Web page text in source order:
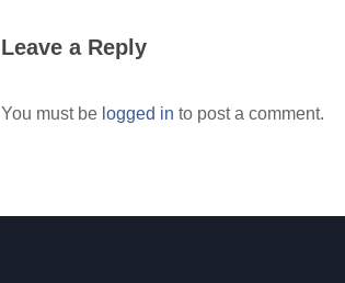
Leave a Reply
You must be logged in to post a comment.